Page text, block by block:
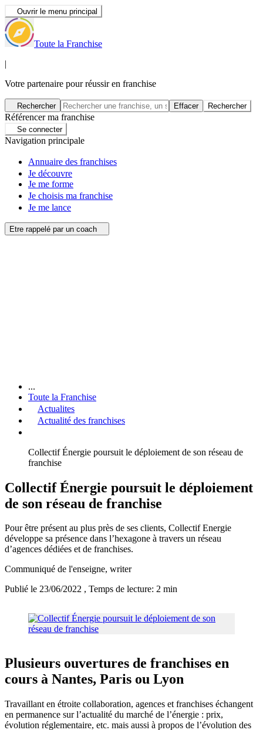
Ouvrir le menu principal
Toute la Franchise
|
Votre partenaire pour réussir en franchise
Rechercher Effacer Rechercher
Référencer ma franchise
Se connecter
Navigation principale
Annuaire des franchises
Je découvre
Je me forme
Je choisis ma franchise
Je me lance
Etre rappelé par un coach
...
Toute la Franchise
Actualites
Actualité des franchises
Collectif Énergie poursuit le déploiement de son réseau de
franchise
Collectif Énergie poursuit le déploiement
de son réseau de franchise
Pour être présent au plus près de ses clients, Collectif Energie
développe sa présence dans l’hexagone à travers un réseau
d’agences dédiées et de franchises.
Communiqué de l'enseigne, writer
Publié le 23/06/2022 , Temps de lecture: 2 min
Plusieurs ouvertures de franchises en
cours à Nantes, Paris ou Lyon
Travaillant en étroite collaboration, agences et franchises échangent
en permanence sur l’actualité du marché de l’énergie : prix,
évolution réglementaire, etc. mais aussi à propos de l’évolution des